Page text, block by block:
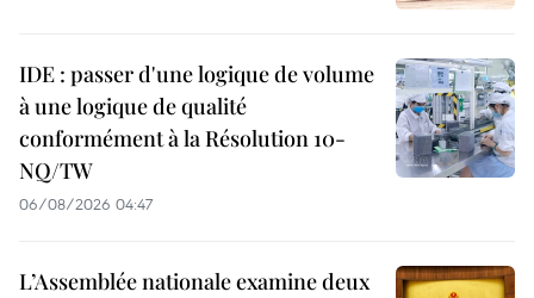
IDE : passer d'une logique de volume
à une logique de qualité
conformément à la Résolution 10-
NQ/TW
06/08/2026 04:47
L’Assemblée nationale examine deux